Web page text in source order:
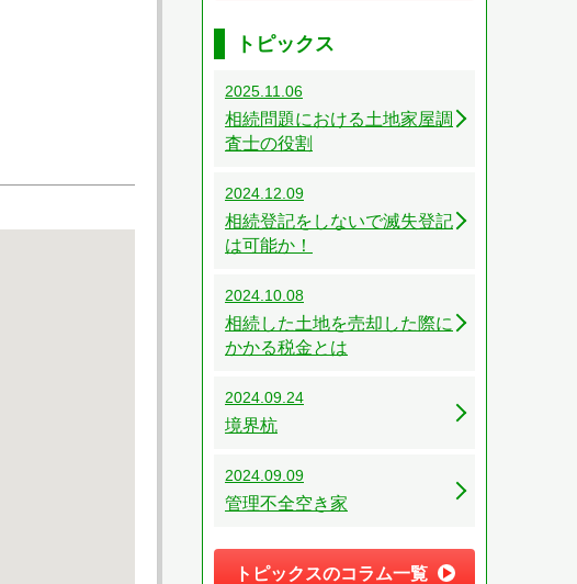
トピックス
2025.11.06
相続問題における土地家屋調
査士の役割
2024.12.09
相続登記をしないで滅失登記
は可能か！
2024.10.08
相続した土地を売却した際に
かかる税金とは
2024.09.24
境界杭
2024.09.09
管理不全空き家
トピックスのコラム一覧